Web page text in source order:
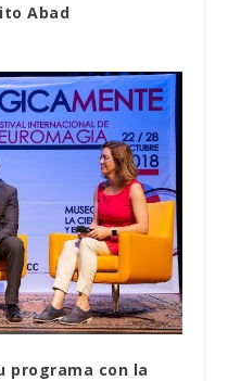
Abad
programa con la